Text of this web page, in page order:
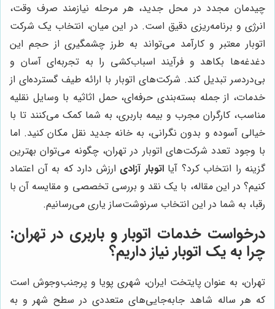
چیدمان مجدد در محل جدید، هر مرحله نیازمند صرف وقت،
انرژی و برنامه‌ریزی دقیق است. در این میان، انتخاب یک شرکت
اتوبار معتبر و کارآمد می‌تواند به طرز چشمگیری از حجم این
دغدغه‌ها بکاهد و فرآیند اسباب‌کشی را به تجربه‌ای آسان و
بی‌دردسر تبدیل کند. شرکت‌های اتوبار با ارائه طیف گسترده‌ای از
خدمات، از جمله بسته‌بندی حرفه‌ای، حمل اثاثیه با وسایل نقلیه
مناسب، کارگران مجرب و بیمه باربری، به شما کمک می‌کنند تا با
خیالی آسوده و بدون نگرانی، به خانه جدید نقل مکان کنید. اما
با وجود تعدد شرکت‌های اتوبار در تهران، چگونه می‌توان بهترین
گزینه را انتخاب کرد؟ آیااتوبار آزادی ارزش دارد که به آن اعتماد
کنیم؟ در این مقاله، با یک نقد و بررسی تخصصی و مقایسه آن با
رقبا، به شما در این انتخاب سرنوشت‌ساز یاری می‌رسانیم.
درخواست خدمات اتوبار و باربری در تهران:
چرا به یک اتوبار نیاز داریم؟
تهران، به عنوان پایتخت ایران، شهری پویا و پرجنب‌وجوش است
که هر ساله شاهد جابه‌جایی‌های متعددی در سطح شهر و به